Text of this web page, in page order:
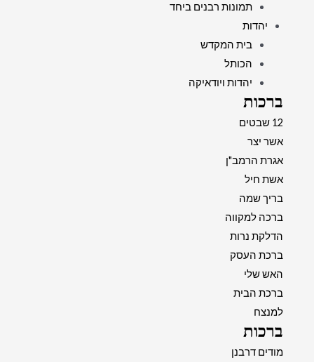
תמונות רבנים ביחד
יהדות
בית המקדש
הכותל
יהדות ויודאיקה
ברכות
12 שבטים
אשר יצר
אגרת הרמב"ן
אשת חיל
בריך שמה
ברכה למקווה
הדלקת נרות
ברכת העסק
האש שלי
ברכת הבית
למנצח
ברכות
מודים דרבנן